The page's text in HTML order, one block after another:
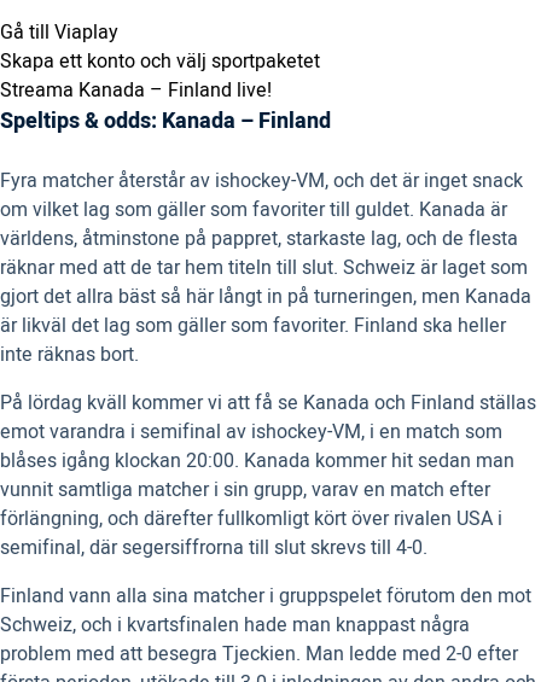
Gå till Viaplay
Skapa ett konto och välj sportpaketet
Streama Kanada – Finland live!
Speltips & odds: Kanada – Finland
Fyra matcher återstår av ishockey-VM, och det är inget snack
om vilket lag som gäller som favoriter till guldet. Kanada är
världens, åtminstone på pappret, starkaste lag, och de flesta
räknar med att de tar hem titeln till slut. Schweiz är laget som
gjort det allra bäst så här långt in på turneringen, men Kanada
är likväl det lag som gäller som favoriter. Finland ska heller
inte räknas bort.
På lördag kväll kommer vi att få se Kanada och Finland ställas
emot varandra i semifinal av ishockey-VM, i en match som
blåses igång klockan 20:00. Kanada kommer hit sedan man
vunnit samtliga matcher i sin grupp, varav en match efter
förlängning, och därefter fullkomligt kört över rivalen USA i
semifinal, där segersiffrorna till slut skrevs till 4-0.
Finland vann alla sina matcher i gruppspelet förutom den mot
Schweiz, och i kvartsfinalen hade man knappast några
problem med att besegra Tjeckien. Man ledde med 2-0 efter